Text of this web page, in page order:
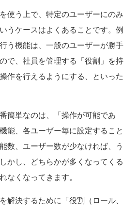
使う上で、特定のユーザーにのみ
うケースはよくあることです。例
う機能は、一般のユーザーが勝手
で、社員を管理する「役割」を持
作を行えるようにする、といった
簡単なのは、「操作が可能であ
能、各ユーザー毎に設定すること
数、ユーザー数が少なければ、う
かし、どちらかが多くなってくる
なくなってきます。
解決するために「役割（ロール、